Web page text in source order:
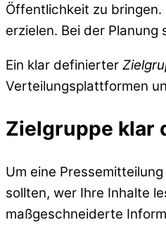
Öffentlichkeit zu
erzielen. Bei der
Ein klar definierter
Verteilungsplattformen
Zielgruppe klar
Um eine
sollten, wer Ihre Inhalte
maßgeschneiderte